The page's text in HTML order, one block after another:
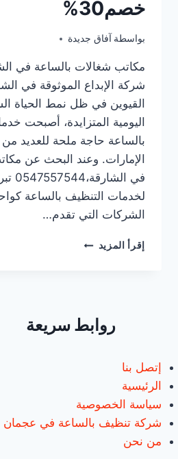
خصم30%
بواسطة آفاق جديدة يونيو 10, 2025
مكاتب شغالات بالساعة في
شركة الإبداع الموثوقة في
القيوين في ظل نمط الحياة
اليومية المتزايدة، أصبحت
بالساعة حاجة ملحة للعديد
الإمارات. وعند البحث عن
في
لخدمات التنظيف بالساعة
الشركات التي تقدم…
إقرأ المزيد مكاتب
روابط سريعة
إتصل بنا
الرئيسية
سياسة الخصوصية
شركة تنظيف بالساعة في عجمان
من نحن